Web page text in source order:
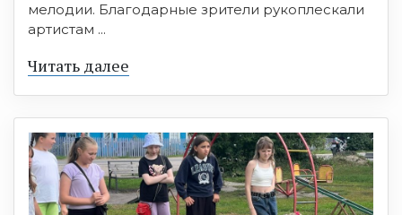
мелодии. Благодарные зрители рукоплескали
артистам ...
Читать далее